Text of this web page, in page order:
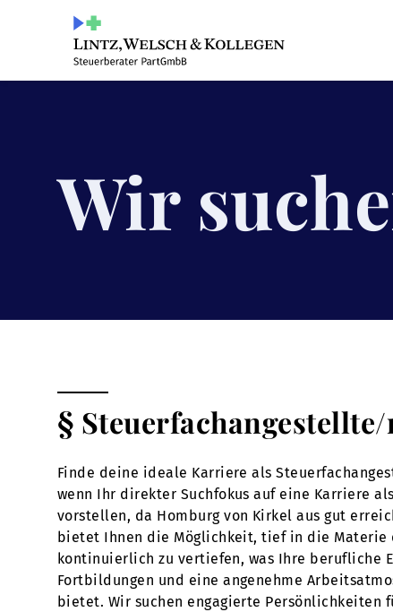
Wir
§
Finde deine ideale Karriere als
wenn Ihr direkter Suchfokus auf eine Karriere
vorstellen, da Homburg von Kirkel aus gut
bietet Ihnen die Möglichkeit, tief in die Materie
kontinuierlich zu vertiefen, was Ihre berufliche
Fortbildungen und eine angenehme
bietet. Wir suchen engagierte